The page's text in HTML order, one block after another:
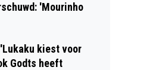
'Mourinho
kiest voor
Godts heeft